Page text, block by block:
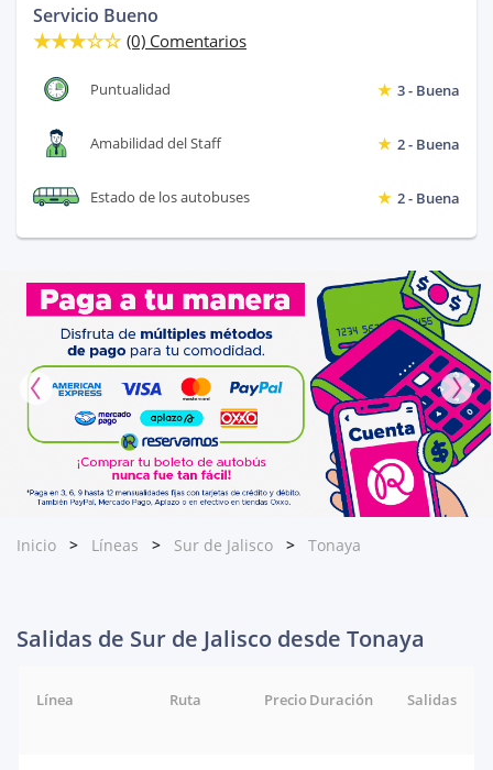
Servicio Bueno
(0) Comentarios
Puntualidad 3 - Buena
Amabilidad del Staff 2 - Buena
Estado de los autobuses 2 - Buena
Inicio Líneas Sur de Jalisco Tonaya
Salidas de Sur de Jalisco desde Tonaya
Línea Ruta Salidas
Duración
Precio